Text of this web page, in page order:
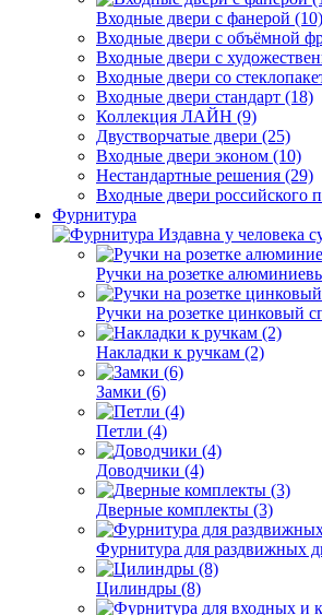
Входные двери с фанерой (10)
Входные двери с объёмной
Входные двери с
Входные двери со
Входные двери стандарт (18)
Коллекция ЛАЙН (9)
Двустворчатые двери (25)
Входные двери эконом (10)
Нестандартные решения (29)
Входные двери российского
Фурнитура
Издавна у человека
Ручки на розетке
Ручки на розетке цинковый
Накладки к ручкам (2)
Замки (6)
Петли (4)
Доводчики (4)
Дверные комплекты (3)
Фурнитура для раздвижных
Цилиндры (8)